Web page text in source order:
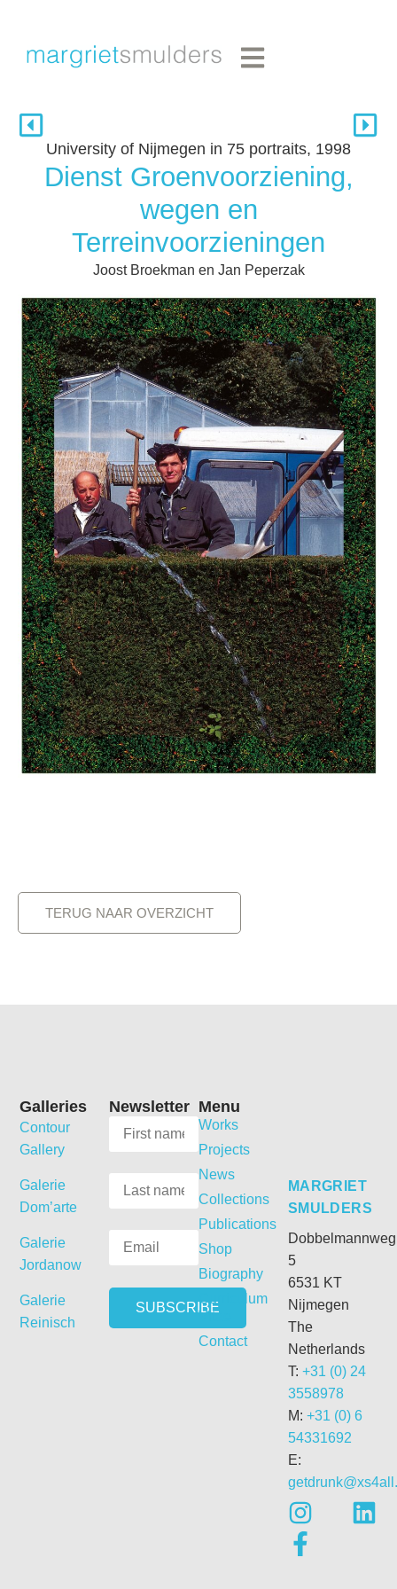
University of Nijmegen in 75 portraits, 1998
Dienst Groenvoorziening,
wegen en
Terreinvoorzieningen
Joost Broekman en Jan Peperzak
TERUG NAAR OVERZICHT
MARGRIET
SMULDERS
Dobbelmannweg
5
6531 KT
Nijmegen
The
Netherlands
T: +31 (0) 24
3558978
M: +31 (0) 6
54331692
E:
Menu
Works
Projects
News
Collections
Publications
Shop
Biography
Curriculum
Vitae
Contact
Newsletter
Galleries
Contour
Gallery
Galerie
Dom’arte
Galerie
Jordanow
Galerie
Reinisch